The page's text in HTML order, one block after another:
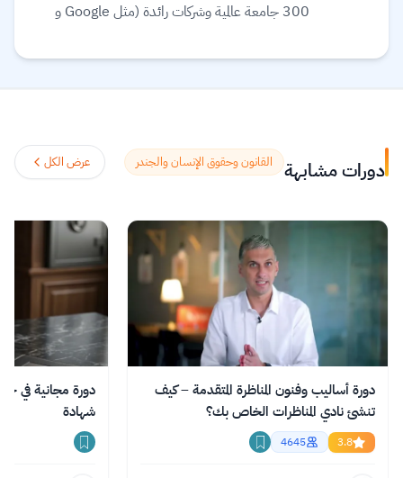
300 جامعة عالمية وشركات رائدة (مثل Google و
العمل. تقدم المنصة مجموعة واسعة من الخيارات
علوم البيانات، التكنولوجيا، الأعمال، والصحة.
تستخدم المنصة الذكاء الاصطناعي لترجمة آلاف
متعددة، بما في ذلك اللغة العربية.
اقرأ المزيد.
دورات مشابهة القانون وحقوق الإنسان والجندر عرض الكل
دورة أساليب وفنون المناظرة المتقدمة – كيف
تنشئ نادي المناظرات الخاص بك؟
3.8
4645
شهادة